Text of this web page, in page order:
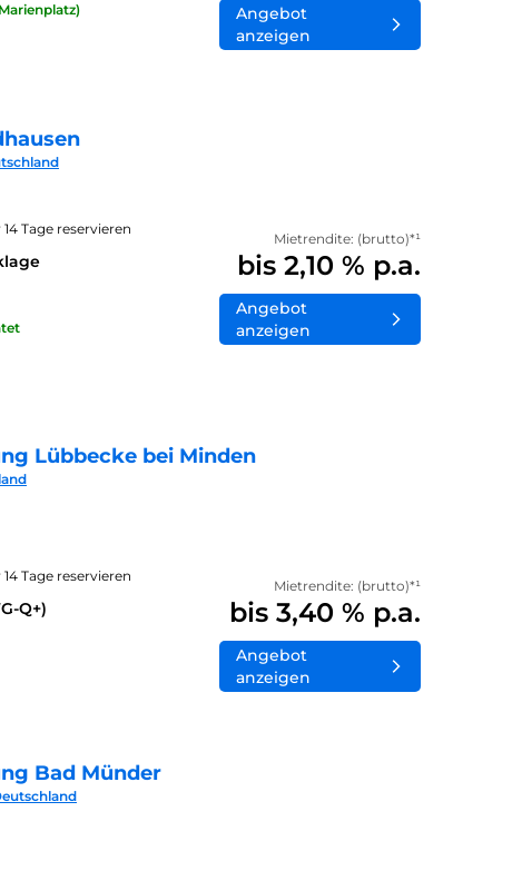
Angebot
anzeigen
Tage reservieren
Mietrendite: (brutto)*¹
bis 2,10 % p.a.
Angebot
anzeigen
Lübbecke bei Minden
Tage reservieren
Q+)
Mietrendite: (brutto)*¹
bis 3,40 % p.a.
Angebot
anzeigen
Bad Münder